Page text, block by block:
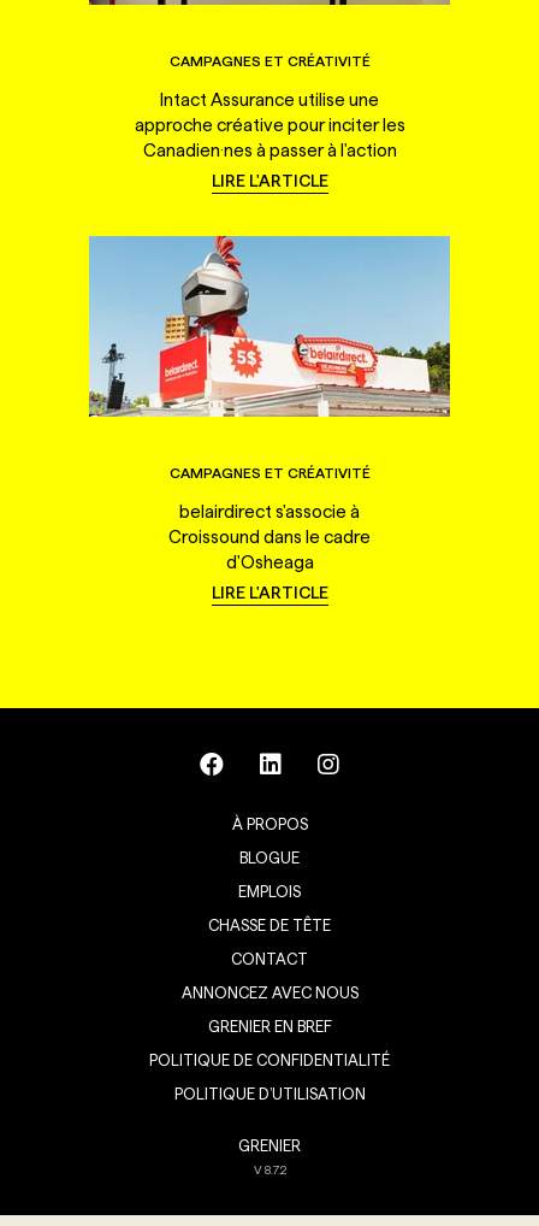
CAMPAGNES ET CRÉATIVITÉ
Intact Assurance utilise une
approche créative pour inciter les
Canadien·nes à passer à l'action
LIRE L'ARTICLE
CAMPAGNES ET CRÉATIVITÉ
belairdirect s'associe à
Croissound dans le cadre
d'Osheaga
LIRE L'ARTICLE
À PROPOS
BLOGUE
EMPLOIS
CHASSE DE TÊTE
CONTACT
ANNONCEZ AVEC NOUS
GRENIER EN BREF
POLITIQUE DE CONFIDENTIALITÉ
POLITIQUE D’UTILISATION
GRENIER
V8.7.2